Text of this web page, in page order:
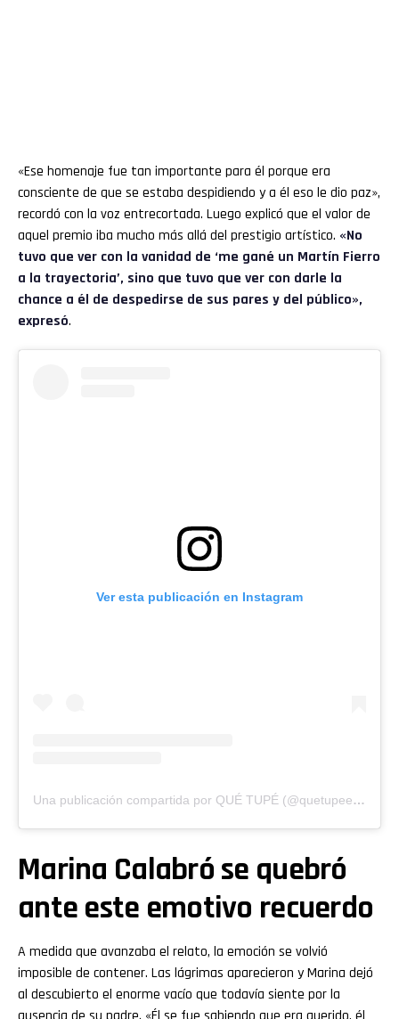
«Ese homenaje fue tan importante para él porque era
consciente de que se estaba despidiendo y a él eso le dio paz»,
recordó con la voz entrecortada. Luego explicó que el valor de
aquel premio iba mucho más allá del prestigio artístico. «No
tuvo que ver con la vanidad de ‘me gané un Martín Fierro
a la trayectoria’, sino que tuvo que ver con darle la
chance a él de despedirse de sus pares y del público»,
expresó.
Ver esta publicación en Instagram
Una publicación compartida por QUÉ TUPÉ (@quetupeeltrece)
Marina Calabró se quebró
ante este emotivo recuerdo
A medida que avanzaba el relato, la emoción se volvió
imposible de contener. Las lágrimas aparecieron y Marina dejó
al descubierto el enorme vacío que todavía siente por la